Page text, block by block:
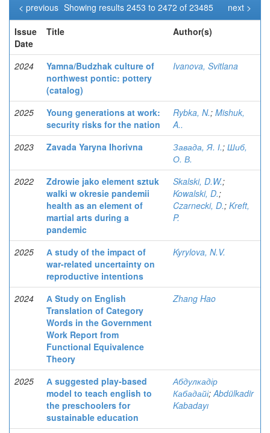
Showing results 2453 to 2472 of 23485
< previous
next >
Issue
Date
Title Author(s)
2024
Yamna/Budzhak culture of
northwest pontic: pottery
(catalog)
Ivanova, Svitlana
2025
Young generations at work:
security risks for the nation
Rybka, N.; Mishuk,
A..
2023
Zavada Yaryna Ihorivna Завада, Я. І.; Шиб,
О. В.
2022
Zdrowie jako element sztuk
walki w okresie pandemii
health as an element of
martial arts during a
pandemic
Skalski, D.W.;
Kowalski, D.;
Czarnecki, D.; Kreft,
P.
2025
А study of the impact of
war-related uncertainty on
reproductive intentions
Kyrylova, N.V.
2024
А Study on English
Translation of Category
Words in the Government
Work Report from
Functional Equivalence
Theory
Zhang Hao
2025
А suggested play-based
model to teach english to
the preschoolers for
sustainable education
Абдулкадір
Кабадайі;Abdülkadir
Kabadayı